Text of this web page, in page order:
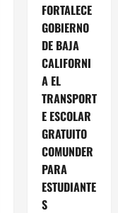
FORTALECE
GOBIERNO
DE BAJA
CALIFORNI
A EL
TRANSPORT
E ESCOLAR
GRATUITO
COMUNDER
PARA
ESTUDIANTE
S